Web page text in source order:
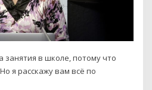
в школе, потому что
я расскажу вам всё по